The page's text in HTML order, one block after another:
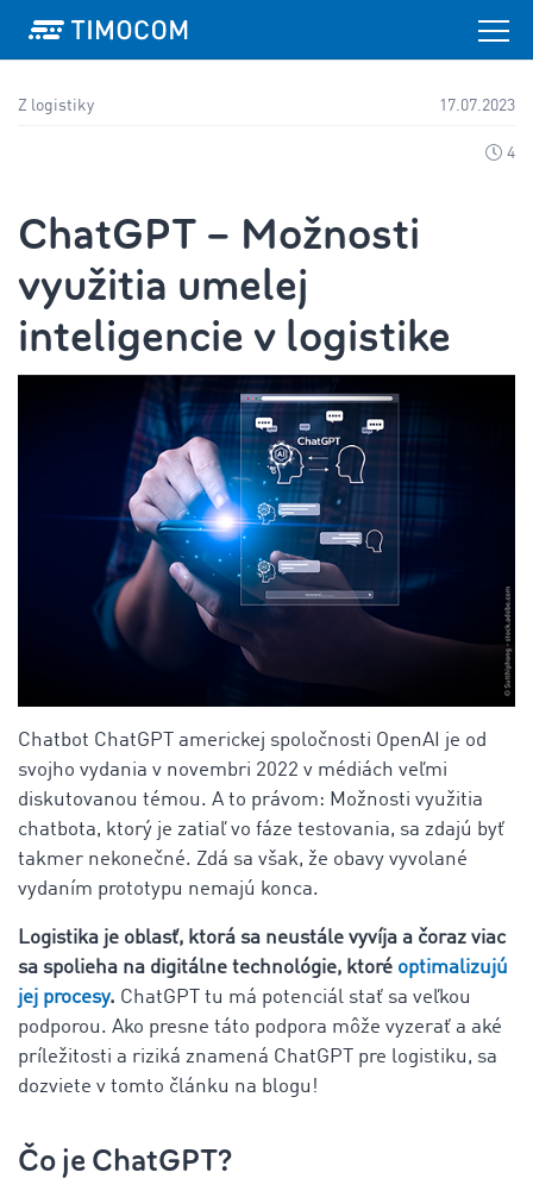
Z logistiky 17.07.2023
4
ChatGPT – Možnosti
využitia umelej
inteligencie v logistike
Chatbot ChatGPT americkej spoločnosti OpenAI je od
svojho vydania v novembri 2022 v médiách veľmi
diskutovanou témou. A to právom: Možnosti využitia
chatbota, ktorý je zatiaľ vo fáze testovania, sa zdajú byť
takmer nekonečné. Zdá sa však, že obavy vyvolané
vydaním prototypu nemajú konca.
Logistika je oblasť, ktorá sa neustále vyvíja a čoraz viac
sa spolieha na digitálne technológie, ktoré optimalizujú
jej procesy. ChatGPT tu má potenciál stať sa veľkou
podporou. Ako presne táto podpora môže vyzerať a aké
príležitosti a riziká znamená ChatGPT pre logistiku, sa
dozviete v tomto článku na blogu!
Čo je ChatGPT?